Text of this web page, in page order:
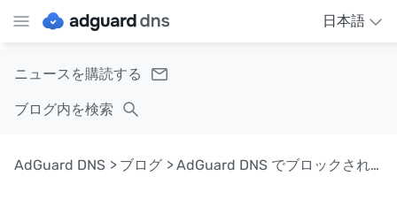
日本語
ニュースを購読する
ブログ内を検索
AdGuard DNS ブログ AdGuard DNS でブロックされていない広告などを報告する方法